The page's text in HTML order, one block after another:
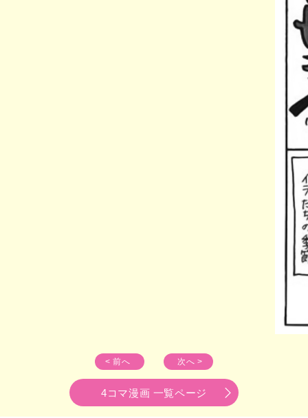
< 前へ 次へ >
4コマ漫画 一覧ページ